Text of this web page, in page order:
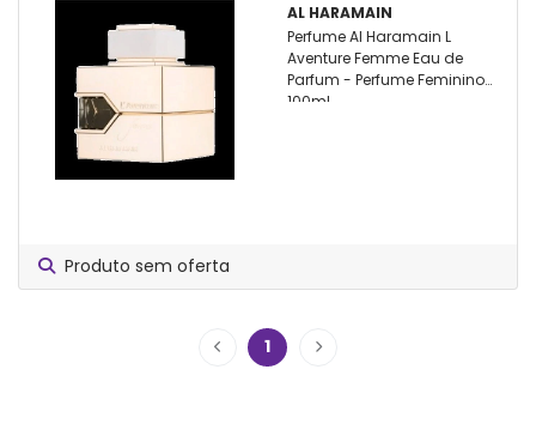
AL HARAMAIN
Perfume Al Haramain L
Aventure Femme Eau de
Parfum - Perfume Feminino
100ml
Produto sem oferta
1